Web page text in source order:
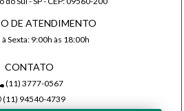
DE ATENDIMENTO
à Sexta: 9:00h às 18:00h
CONTATO
(11) 3777-0567
(11) 94540-4739